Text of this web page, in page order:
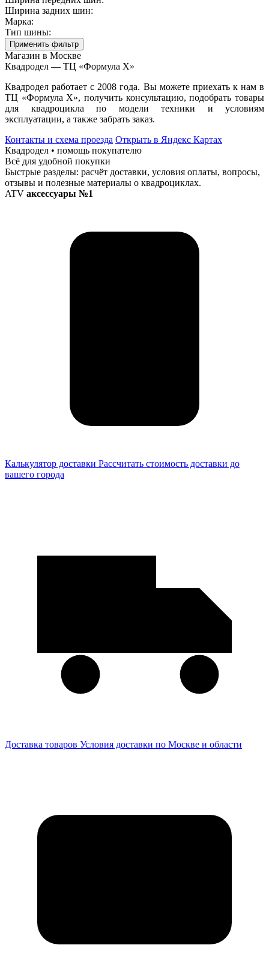
Ширина задних шин:
Марка:
Тип шины:
Применить фильтр
Магазин в Москве
Квадродел — ТЦ «Формула Х»
Квадродел работает с 2008 года. Вы можете приехать к нам в
ТЦ «Формула Х», получить консультацию, подобрать товары
для квадроцикла по модели техники и условиям
эксплуатации, а также забрать заказ.
Контакты и схема проезда Открыть в Яндекс Картах
Квадродел • помощь покупателю
Всё для удобной покупки
Быстрые разделы: расчёт доставки, условия оплаты, вопросы,
отзывы и полезные материалы о квадроциклах.
ATV аксессуары №1
Калькулятор доставки Рассчитать стоимость доставки до
вашего города
Доставка товаров Условия доставки по Москве и области